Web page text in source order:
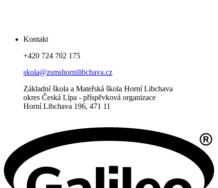
Kontakt
+420 724 702 175
skola@zsmshornilibchava.cz
Základní škola a Mateřská škola Horní Libchava
okres Česká Lípa - příspěvková organizace
Horní Libchava 196, 471 11